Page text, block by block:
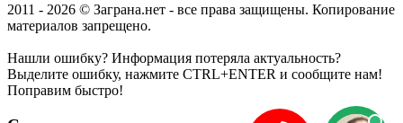
2011 - 2026 © Заграна.нет - все права защищены. Копирование
материалов запрещено.
Нашли ошибку? Информация потеряла актуальность?
Выделите ошибку, нажмите CTRL+ENTER и сообщите нам!
Поправим быстро!